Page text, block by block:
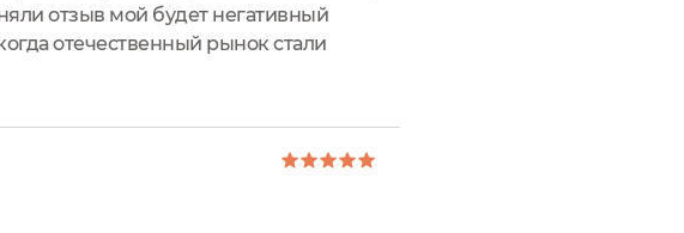
отзыв мой будет негативный
отечественный рынок стали